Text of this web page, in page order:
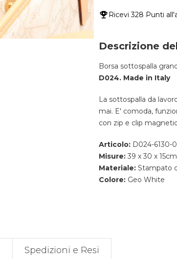
Ricevi328 Punti
Descrizione
Borsa sottospalla
D024. Made in Italy
La sottospalla da
mai. E' comoda,
con zip e clip
Articolo: D024-6130-
Misure: 39 x 30 x
Materiale: Stampato
Colore: Geo White
Spedizioni e Resi